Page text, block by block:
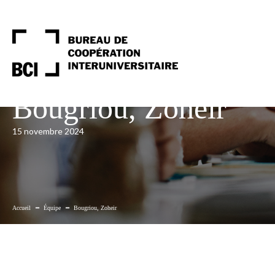
Bougriou, Zoheir
15 novembre 2024
Accueil Équipe Bougriou, Zoheir